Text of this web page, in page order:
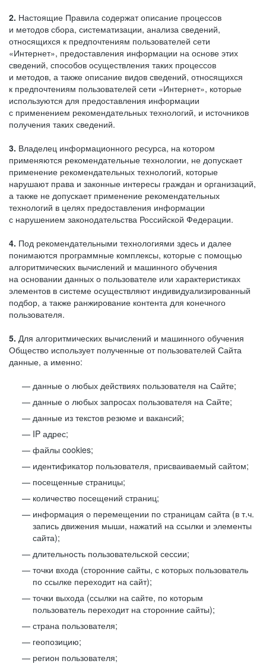
2. Настоящие Правила содержат описание процессов
и методов сбора, систематизации, анализа сведений,
относящихся к предпочтениям пользователей сети
«Интернет», предоставления информации на основе этих
сведений, способов осуществления таких процессов
и методов, а также описание видов сведений, относящихся
к предпочтениям пользователей сети «Интернет», которые
используются для предоставления информации
с применением рекомендательных технологий, и источников
получения таких сведений.
3. Владелец информационного ресурса, на котором
применяются рекомендательные технологии, не допускает
применение рекомендательных технологий, которые
нарушают права и законные интересы граждан и организаций,
а также не допускает применение рекомендательных
технологий в целях предоставления информации
с нарушением законодательства Российской Федерации.
4. Под рекомендательными технологиями здесь и далее
понимаются программные комплексы, которые с помощью
алгоритмических вычислений и машинного обучения
на основании данных о пользователе или характеристиках
элементов в системе осуществляют индивидуализированный
подбор, а также ранжирование контента для конечного
пользователя.
5. Для алгоритмических вычислений и машинного обучения
Общество использует полученные от пользователей Сайта
данные, а именно:
данные о любых действиях пользователя на Сайте;
данные о любых запросах пользователя на Сайте;
данные из текстов резюме и вакансий;
IP адрес;
файлы cookies;
идентификатор пользователя, присваиваемый сайтом;
посещенные страницы;
количество посещений страниц;
информация о перемещении по страницам сайта (в т.ч.
запись движения мыши, нажатий на ссылки и элементы
сайта);
длительность пользовательской сессии;
точки входа (сторонние сайты, с которых пользователь
по ссылке переходит на сайт);
точки выхода (ссылки на сайте, по которым
пользователь переходит на сторонние сайты);
страна пользователя;
геопозицию;
регион пользователя;